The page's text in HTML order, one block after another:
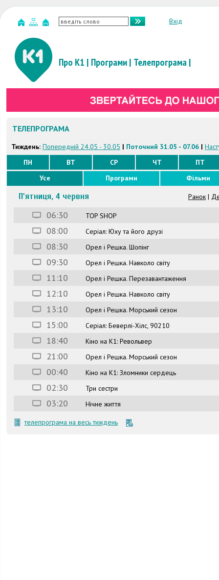
Вхід
Про К1 | Програми| Телепрограма|
ТЕЛЕПРОГРАМА
Тиждень: Попередній 24.05 - 30.05 | Поточний 31.05 - 07.06 |
ПН
ВТ СР ЧТ
ПТ
Усе
Програми Фільми
Ранок |
П'ятниця, 4 червня
06:30 TOP SHOP
08:00 Серіал: Юху та його друзі
08:30 Орел і Решка. Шопінг
09:30 Орел і Решка. Навколо світу
11:10 Орел і Решка. Перезавантаження
12:10 Орел і Решка. Навколо світу
13:10 Орел і Решка. Морський сезон
15:00 Серіал: Беверлі-Хілс, 90210
18:40 Кіно на К1: Револьвер
21:00 Орел і Решка. Морський сезон
00:40 Кіно на К1: Зломники сердець
02:30 Три сестри
03:20 Нічне життя
телепрограма на весь тиждень